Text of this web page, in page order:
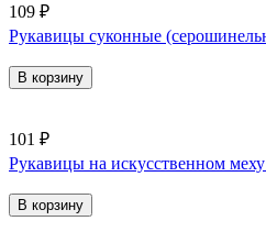
109 ₽
Рукавицы суконные
В корзину
101 ₽
Рукавицы на искусственном
В корзину